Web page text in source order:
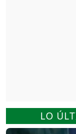
LO